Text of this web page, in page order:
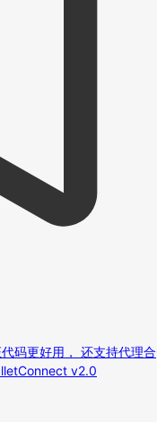
码更好用， 还支持代理合
v2.0